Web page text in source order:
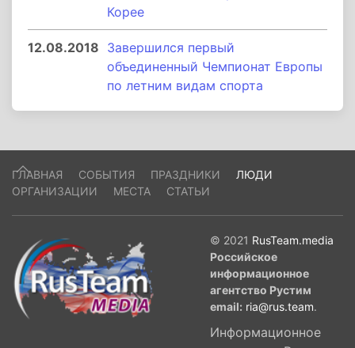
Корее
12.08.2018 Завершился первый
объединенный Чемпионат Европы
по летним видам спорта
ГЛАВНАЯ СОБЫТИЯ ПРАЗДНИКИ
ЛЮДИ
ОРГАНИЗАЦИИ
МЕСТА СТАТЬИ
© 2021 RusTeam.media
Российское
информационное
агентство Рустим
email: ria@rus.team.
Информационное